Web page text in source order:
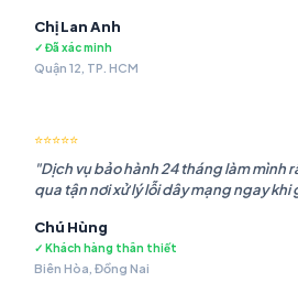
Chị Lan Anh
✓ Đã xác minh
Quận 12, TP. HCM
⭐⭐⭐⭐⭐
"Dịch vụ bảo hành 24 tháng làm mình
qua tận nơi xử lý lỗi dây mạng ngay khi
Chú Hùng
✓ Khách hàng thân thiết
Biên Hòa, Đồng Nai